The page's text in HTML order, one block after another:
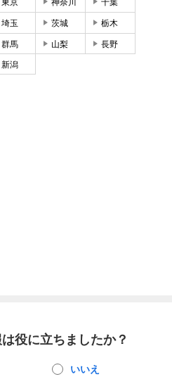
東京 神奈川 千葉
埼玉 茨城 栃木
群馬 山梨 長野
新潟
役に立ちましたか？
いいえ